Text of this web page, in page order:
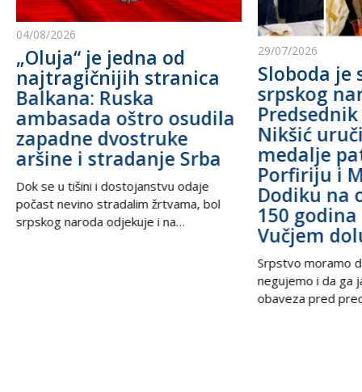
04/08/2026
„Oluja“ je jedna od
najtragičnijih stranica
Balkana: Ruska
ambasada oštro osudila
zapadne dvostruke
aršine i stradanje Srba
Dok se u tišini i dostojanstvu odaje
počast nevino stradalim žrtvama, bol
srpskog naroda odjekuje i na
29/07/2026
Sloboda je
srpskog
Nikšić
medalje
Porfiriju i
Dodiku na
150
Vučjem
Srpstvo moramo
negujemo i da ga
obaveza pred